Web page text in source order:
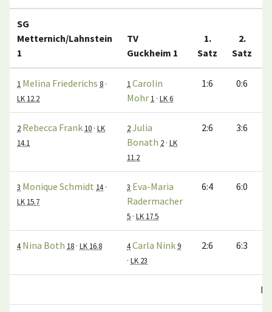
SG
Metternich/Lahnstein
1
TV
Guckheim 1
1.
Satz
2.
Satz
1 Melina Friederichs 8 ·
LK 12.2
1 Carolin
Mohr 1 · LK 6
1:6 0:6
2 Rebecca Frank 10 · LK
14.1
2Julia
Bonath 2 · LK
11.2
2:6 3:6
3 Monique Schmidt 14 ·
LK 15.7
3 Eva-Maria
Radermacher
5 · LK 17.5
6:4 6:0
4 Nina Both 18 · LK 16.8 4Carla Nink9
· LK 23
2:6 6:3